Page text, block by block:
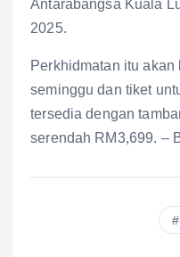
Antarabangsa Kuala
2025.
Perkhidmatan itu
seminggu dan tiket
tersedia dengan
serendah RM3,699. –